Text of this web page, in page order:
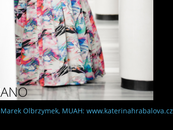
Marek Olbrzymek, MUAH: www.katerinahrabalova.cz